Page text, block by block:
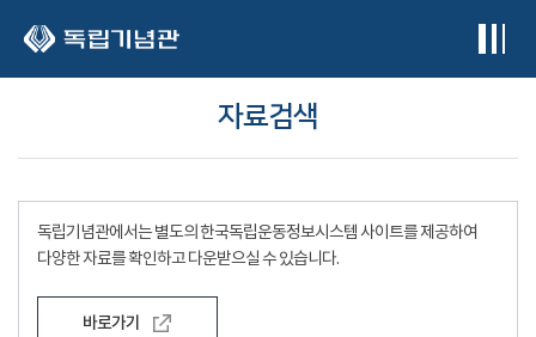
자료검색
독립기념관에서는 별도의 한국독립운동정보시스템 사이트를 제공하여
다양한 자료를 확인하고 다운받으실 수 있습니다.
바로가기